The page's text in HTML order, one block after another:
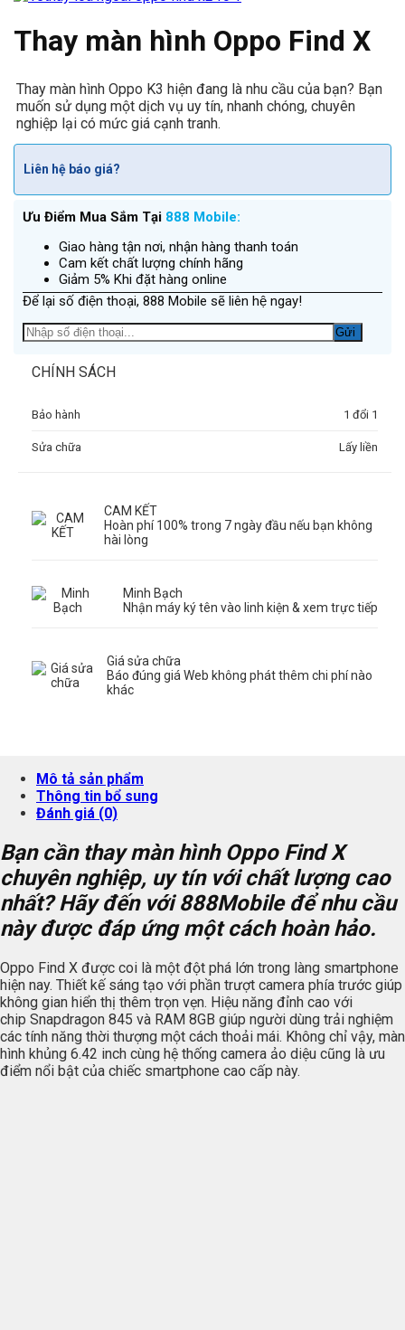
Thay màn hình Oppo Find X
Thay màn hình Oppo K3 hiện đang là nhu cầu của bạn? Bạn
muốn sử dụng một dịch vụ uy tín, nhanh chóng, chuyên
nghiệp lại có mức giá cạnh tranh.
Liên hệ báo giá?
Ưu Điểm Mua Sắm Tại 888 Mobile:
Giao hàng tận nơi, nhận hàng thanh toán
Cam kết chất lượng chính hãng
Giảm 5% Khi đặt hàng online
Để lại số điện thoại, 888 Mobile sẽ liên hệ ngay!
CHÍNH SÁCH
Bảo hành 1 đổi 1
Sửa chữa Lấy liền
CAM KẾT
Hoàn phí 100% trong 7 ngày đầu nếu bạn không
hài lòng
Minh Bạch
Nhận máy ký tên vào linh kiện & xem trực tiếp
Giá sửa chữa
Báo đúng giá Web không phát thêm chi phí nào
khác
Mô tả sản phẩm
Thông tin bổ sung
Đánh giá (0)
Bạn cần thay màn hình Oppo Find X
chuyên nghiệp, uy tín với chất lượng cao
nhất? Hãy đến với 888Mobile để nhu cầu
này được đáp ứng một cách hoàn hảo.
Oppo Find X được coi là một đột phá lớn trong làng smartphone
hiện nay. Thiết kế sáng tạo với phần trượt camera phía trước giúp
không gian hiển thị thêm trọn vẹn. Hiệu năng đỉnh cao với
chip Snapdragon 845 và RAM 8GB giúp người dùng trải nghiệm
các tính năng thời thượng một cách thoải mái. Không chỉ vậy, màn
hình khủng 6.42 inch cùng hệ thống camera ảo diệu cũng là ưu
điểm nổi bật của chiếc smartphone cao cấp này.